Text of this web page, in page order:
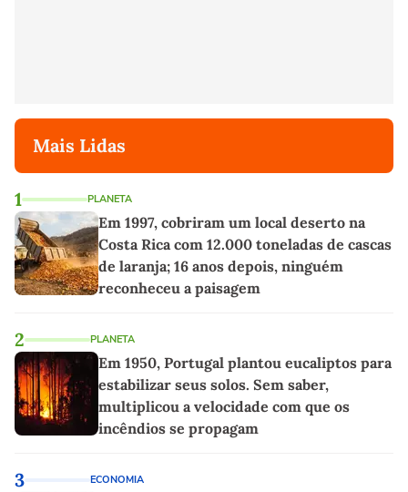
Mais Lidas
1 PLANETA
Em 1997, cobriram um local deserto na
Costa Rica com 12.000 toneladas de cascas
de laranja; 16 anos depois, ninguém
reconheceu a paisagem
2 PLANETA
Em 1950, Portugal plantou eucaliptos para
estabilizar seus solos. Sem saber,
multiplicou a velocidade com que os
incêndios se propagam
3 ECONOMIA